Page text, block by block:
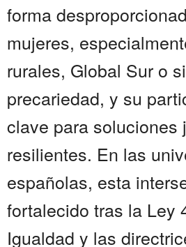
forma
mujeres,
rurales, Global Sur o
precariedad, y su
clave para soluciones
resilientes. En las
españolas, esta
fortalecido tras la Ley
Igualdad y las